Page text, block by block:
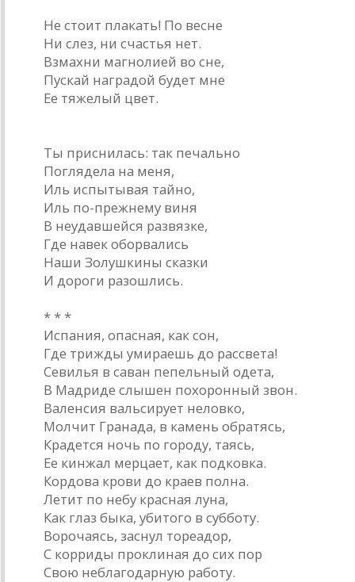
Не стоит плакать! По весне
Ни слез, ни счастья нет.
Взмахни магнолией во сне,
Пускай наградой будет мне
Ее тяжелый цвет.
Ты приснилась: так печально
Поглядела на меня,
Иль испытывая тайно,
Иль по-прежнему виня
В неудавшейся развязке,
Где навек оборвались
Наши Золушкины сказки
И дороги разошлись.
* * *
Испания, опасная, как сон,
Где трижды умираешь до рассвета!
Севилья в саван пепельный одета,
В Мадриде слышен похоронный звон.
Валенсия вальсирует неловко,
Молчит Гранада, в камень обратясь,
Крадется ночь по городу, таясь,
Ее кинжал мерцает, как подковка.
Кордова крови до краев полна.
Летит по небу красная луна,
Как глаз быка, убитого в субботу.
Ворочаясь, заснул тореадор,
С корриды проклиная до сих пор
Свою неблагодарную работу.